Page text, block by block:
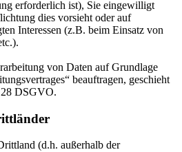
erforderlich ist), Sie eingewilligt
dies vorsieht oder auf
Interessen (z.B. beim Einsatz von
von Daten auf Grundlage
beauftragen, geschieht
28 DSGVO.
(d.h. außerhalb der